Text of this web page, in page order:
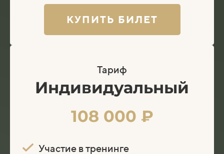
КУПИТЬ БИЛЕТ
Тариф
Индивидуальный
108 000 ₽
Участие в тренинге